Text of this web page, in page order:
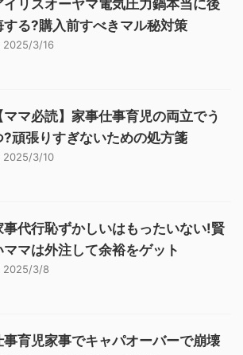
イリスオーヤマ電気圧力鍋本当に後
する?購入前すべきマル秘対策
2025/3/16
ママ必読】家事仕事育児の両立でう
?頑張りすぎないための処方箋
2025/3/10
事代行恥ずかしいはもったいない!賢
ママは外注して余裕をゲット
2025/3/8
事育児家事でキャパオーバーで崩壊